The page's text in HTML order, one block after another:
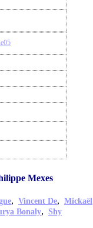
Mexes
, Vincent De, Mickaël
Bonaly, Shy